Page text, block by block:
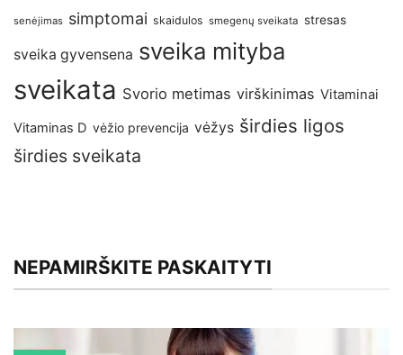
senėjimas simptomai skaidulos smegenų sveikata stresas
sveika gyvensena sveika mityba
sveikata Svorio metimas virškinimas Vitaminai
Vitaminas D vėžio prevencija vėžys širdies ligos
širdies sveikata
NEPAMIRŠKITE PASKAITYTI